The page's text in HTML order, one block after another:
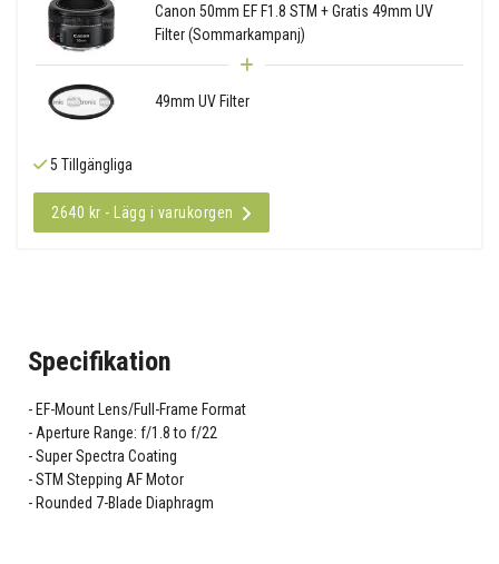
Canon 50mm EF F1.8 STM + Gratis 49mm UV
Filter (Sommarkampanj)
49mm UV Filter
5 Tillgängliga
2640 kr - Lägg i varukorgen
Specifikation
EF-Mount Lens/Full-Frame Format
Aperture Range: f/1.8 to f/22
Super Spectra Coating
STM Stepping AF Motor
Rounded 7-Blade Diaphragm